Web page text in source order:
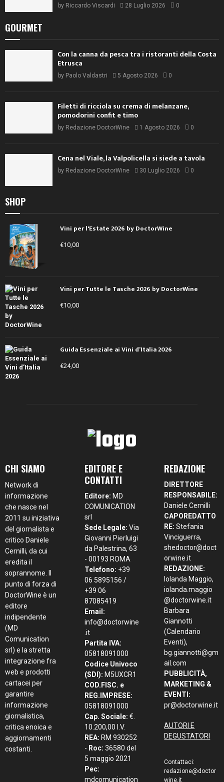
by Riccardo Viscardi 28 Luglio 2026 0
GOURMET
Con la canna da pesca tra i ristoranti della Costa
Etrusca
by Paolo Valdastri 5 Agosto 2026 0
Filetti di ricciola su crema di melanzane,
pomodorini confit e timo
by Redazione DoctorWine 1 Agosto 2026 0
Cena nel Viale, la Valpolicella si siede a tavola
by Redazione DoctorWine 30 Luglio 2026 0
SHOP
Vini per l'Estate 2026 by DoctorWine
€10,00
Vini per Tutte le Tasche 2026 by DoctorWine
€10,00
Guida Essenziale ai Vini d’Italia 2026
€24,00
CHI SIAMO
Network di
informazione
che nasce nel
2011 su iniziativa
del giornalista e
critico Daniele
Cernilli, da cui
eredita il
soprannome. Il
punto di forza di
DoctorWine è un
editore
indipendente
(MD
Comunication
srl) e la stretta
integrazione fra
web e prodotti
cartacei per
garantire
informazione
giornalistica,
critica enoica e
aggiornamenti
costanti.
EDITORE E
CONTATTI
Editore: MD
COMUNICATION
srl
Sede Legale: Via
Giovanni Pierluigi
da Palestrina, 63
- 00193 ROMA
Telefono: +39
06 5895156 /
+39 06
87085419
Email:
info@doctorwine
.it
Partita IVA:
05818091000
Codice Univoco
(SDI): M5UXCR1
COD.FISC. e
REG.IMPRESE:
05818091000
Cap. Sociale: €.
10.200,00 I.V.
REA: RM 930252
- Roc: 36580 del
5 maggio 2021
Pec:
mdcomunication
REDAZIONE
DIRETTORE
RESPONSABILE:
Daniele Cernilli
CAPOREDATTO
RE: Stefania
Vinciguerra,
shedoctor@doct
orwine.it
REDAZIONE:
Iolanda Maggio,
iolanda.maggio
@doctorwine.it
Barbara
Giannotti
(Calendario
Eventi),
bg.giannotti@gm
ail.com
PUBBLICITÀ,
MARKETING &
EVENTI:
pr@doctorwine.it
AUTORI E
DEGUSTATORI
Contattaci:
redazione@doctor
wine.it